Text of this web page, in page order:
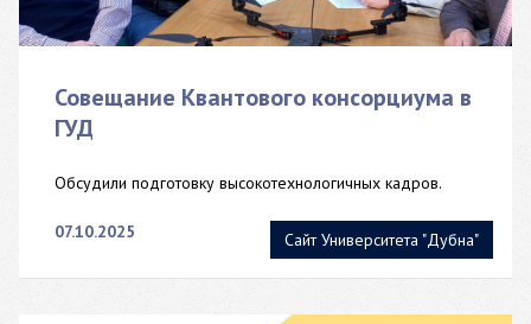
Сайт Университета "Дубна"
Совещание Квантового консорциума в
ГУД
Обсудили подготовку высокотехнологичных кадров.
07.10.2025